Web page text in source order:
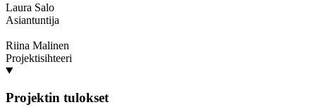
Laura Salo
Asiantuntija
Riina Malinen
Projektisihteeri
Projektin tulokset